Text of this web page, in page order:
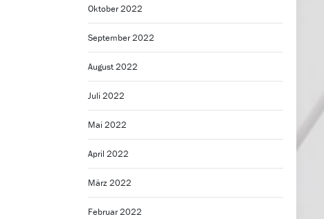
Oktober 2022
September 2022
August 2022
Juli 2022
Mai 2022
April 2022
März 2022
Februar 2022